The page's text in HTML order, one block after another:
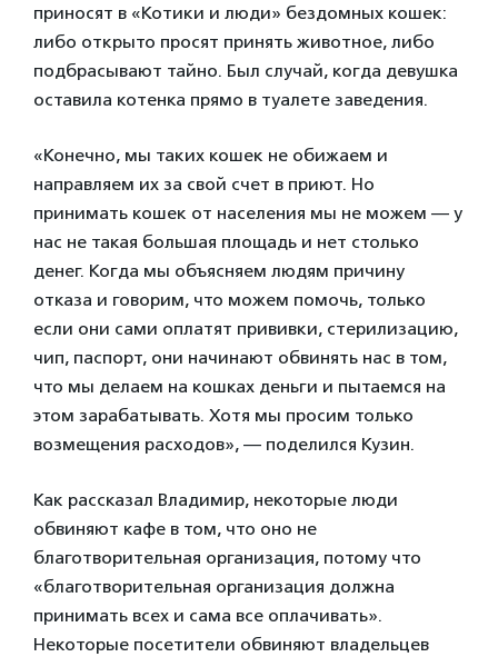
приносят в «Котики и люди» бездомных кошек:
либо открыто просят принять животное, либо
подбрасывают тайно. Был случай, когда девушка
оставила котенка прямо в туалете заведения.
«Конечно, мы таких кошек не обижаем и
направляем их за свой счет в приют. Но
принимать кошек от населения мы не можем — у
нас не такая большая площадь и нет столько
денег. Когда мы объясняем людям причину
отказа и говорим, что можем помочь, только
если они сами оплатят прививки, стерилизацию,
чип, паспорт, они начинают обвинять нас в том,
что мы делаем на кошках деньги и пытаемся на
этом зарабатывать. Хотя мы просим только
возмещения расходов», — поделился Кузин.
Как рассказал Владимир, некоторые люди
обвиняют кафе в том, что оно не
благотворительная организация, потому что
«благотворительная организация должна
принимать всех и сама все оплачивать».
Некоторые посетители обвиняют владельцев